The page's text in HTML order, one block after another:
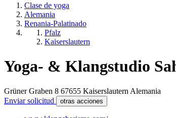
Clase de yoga
Alemania
Renania-Palatinado
Pfalz
Kaiserslautern
Yoga- & Klangstudio
Grüner Graben 8 67655 Kaiserslautern Alemania
Enviar solicitud
otras acciones